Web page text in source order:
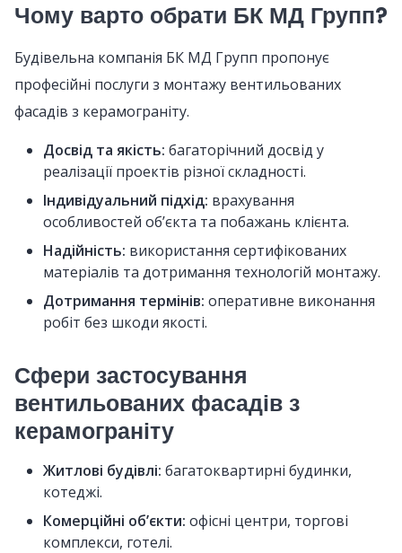
Чому варто обрати БК МД Групп?
Будівельна компанія БК МД Групп пропонує
професійні послуги з монтажу вентильованих
фасадів з керамограніту.
Досвід та якість: багаторічний досвід у
реалізації проектів різної складності.
Індивідуальний підхід: врахування
особливостей об’єкта та побажань клієнта.
Надійність: використання сертифікованих
матеріалів та дотримання технологій монтажу.
Дотримання термінів: оперативне виконання
робіт без шкоди якості.
Сфери застосування
вентильованих фасадів з
керамограніту
Житлові будівлі: багатоквартирні будинки,
котеджі.
Комерційні об’єкти: офісні центри, торгові
комплекси, готелі.